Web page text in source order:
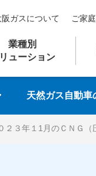
阪ガスについて ご家
業種別
ューション
天然ガス自動車
２３年１1月のＣＮＧ